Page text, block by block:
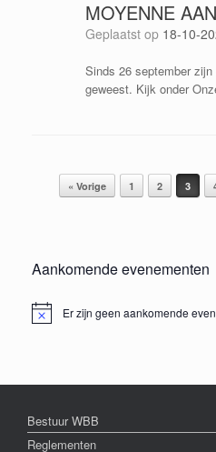
MOYENNE
Geplaatst op 18-10-
Sinds 26 september
geweest. Kijk onder
Bericht navigatie
« Vorige 1 2 3
Aankomende evenementen
BerichtEr zijn geen aankomende
Bestuur WBB
Reglementen